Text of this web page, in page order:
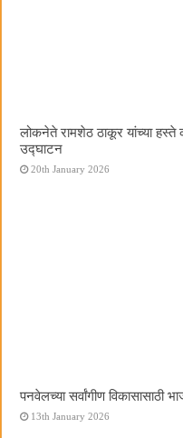
लोकनेते रामशेठ ठाकूर यांच्या
उद्घाटन
20th January 2026
पनवेलच्या सर्वांगीण विकासासाठी
13th January 2026